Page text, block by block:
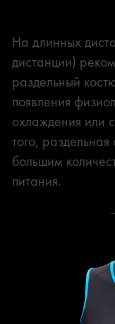
На длинных
дистанции)
раздельный
появления
охлаждения или
того,
большим
питания.